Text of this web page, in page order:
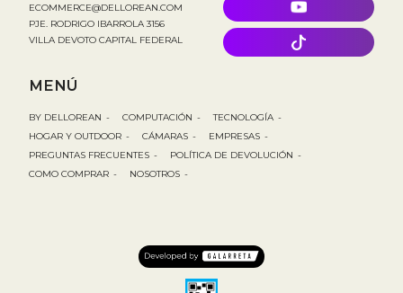
ECOMMERCE@DELLOREAN.COM
PJE. RODRIGO IBARROLA 3156
VILLA DEVOTO CAPITAL FEDERAL
MENÚ
BY DELLOREAN - COMPUTACIÓN - TECNOLOGÍA -
HOGAR Y OUTDOOR - CÁMARAS - EMPRESAS -
PREGUNTAS FRECUENTES - POLÍTICA DE DEVOLUCIÓN -
COMO COMPRAR - NOSOTROS -